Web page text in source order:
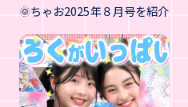
🌞ちゃお2025年８月号を紹介